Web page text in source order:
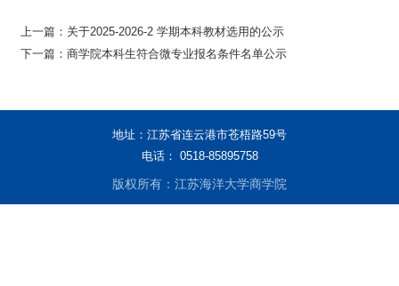
上一篇：关于2025-2026-2 学期本科教材选用的公示
下一篇：商学院本科生符合微专业报名条件名单公示
地址：江苏省连云港市苍梧路59号
电话： 0518-85895758
版权所有：江苏海洋大学商学院